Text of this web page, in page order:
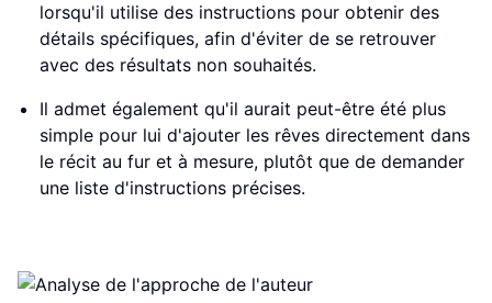
lorsqu'il utilise des instructions pour obtenir des
détails spécifiques, afin d'éviter de se retrouver
avec des résultats non souhaités.
Il admet également qu'il aurait peut-être été plus
simple pour lui d'ajouter les rêves directement dans
le récit au fur et à mesure, plutôt que de demander
une liste d'instructions précises.